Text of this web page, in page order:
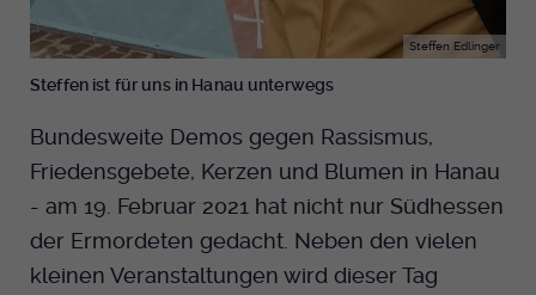
Steffen Edlinger
Steffen ist für uns in Hanau unterwegs
Bundesweite Demos gegen Rassismus,
Friedensgebete, Kerzen und Blumen in Hanau
- am 19. Februar 2021 hat nicht nur Südhessen
der Ermordeten gedacht. Neben den vielen
kleinen Veranstaltungen wird dieser Tag